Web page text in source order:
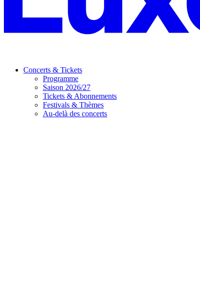
Concerts & Tickets
Programme
Saison 2026/27
Tickets & Abonnements
Festivals & Thèmes
Au-delà des concerts